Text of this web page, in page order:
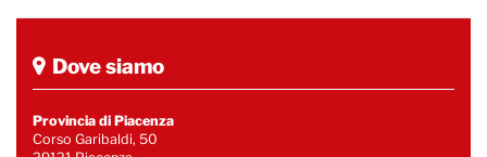
Dove siamo
Provincia di Piacenza
Corso Garibaldi, 50